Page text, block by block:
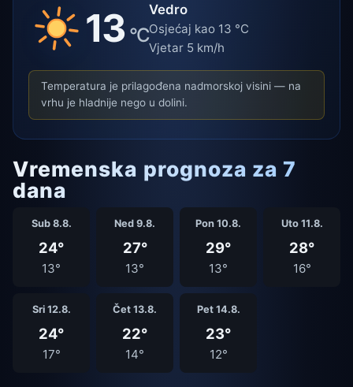
13 °C
Vedro
Osjećaj kao 13 °C
Vjetar 5 km/h
Temperatura je prilagođena nadmorskoj visini — na
vrhu je hladnije nego u dolini.
Vremenska prognoza za 7
dana
Sub 8.8.
24°
13°
Ned 9.8.
27°
13°
Pon 10.8.
29°
13°
Uto 11.8.
28°
16°
Sri 12.8.
24°
17°
Čet 13.8.
22°
14°
Pet 14.8.
23°
12°